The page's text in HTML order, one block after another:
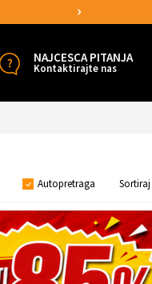
NAJCESCA PITANJA
Kontaktirajte nas
Autopretraga Sortiraj